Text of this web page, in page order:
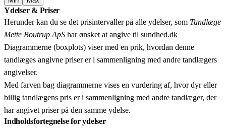
+
−
Ydelser & Priser
Herunder kan du se det prisintervaller på alle ydelser, som Tandlæge
Mette Boutrup ApS har ønsket at angive til sundhed.dk
Diagrammerne (boxplots) viser med en prik, hvordan denne
tandlæges angivne priser er i sammenligning med andre tandlægers
angivelser.
Med farven bag diagrammerne vises en vurdering af, hvor dyr eller
billig tandlægens pris er i sammenligning med andre tandlæger, der
har angivet priser på den samme ydelse.
Indholdsfortegnelse for ydelser